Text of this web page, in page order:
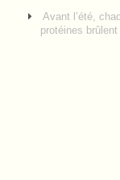
Avant l’été,
protéines